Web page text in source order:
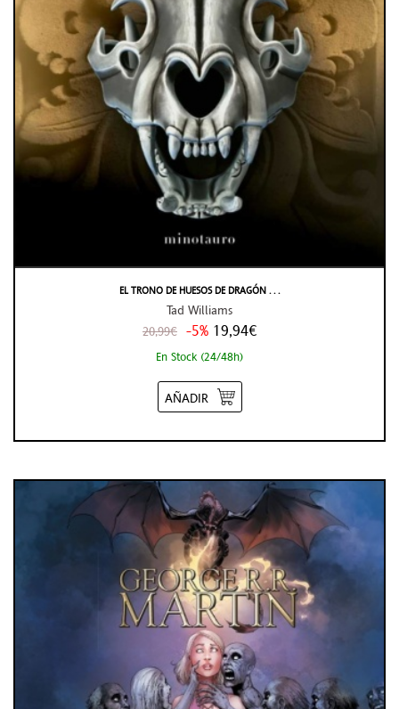
EL TRONO DE HUESOS DE DRAGÓN . . .
Tad Williams
20,99€ -5% 19,94€
En Stock (24/48h)
AÑADIR